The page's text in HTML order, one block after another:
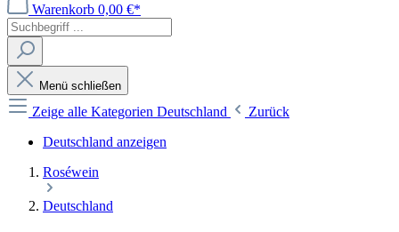
Warenkorb 0,00 €*
Menü schließen
Zeige alle Kategorien Deutschland
Zurück
Deutschland anzeigen
Roséwein
Deutschland